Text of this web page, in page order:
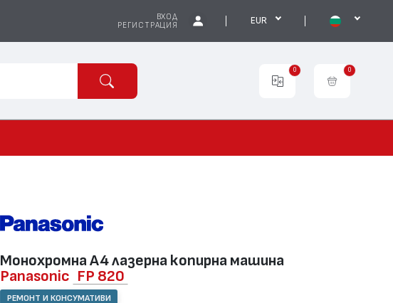
ВХОД
РЕГИСТРАЦИЯ
EUR
0 0
Монохромна А4 лазерна копирна машина
Panasonic FP 820
РЕМОНТ И КОНСУМАТИВИ